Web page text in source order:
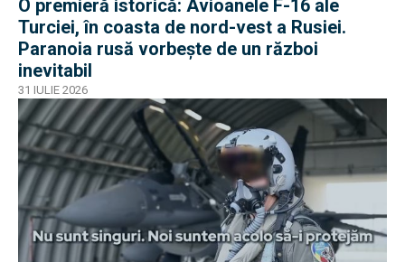
O premieră istorică: Avioanele F-16 ale
Turciei, în coasta de nord-vest a Rusiei.
Paranoia rusă vorbește de un război
inevitabil
31 IULIE 2026